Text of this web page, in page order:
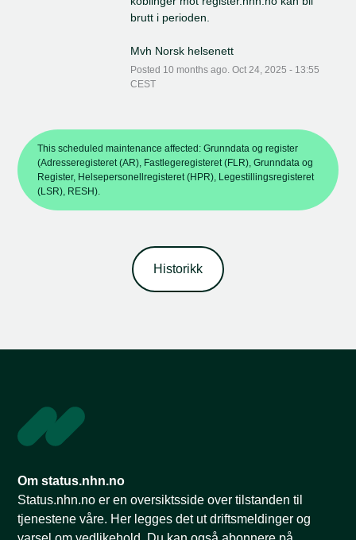
brutt i perioden.
Mvh Norsk helsenett
Posted 10 months ago. Oct 24, 2025 - 13:55
CEST
This scheduled maintenance affected: Grunndata og register
(Adresseregisteret (AR), Fastlegeregisteret (FLR), Grunndata og
Register, Helsepersonellregisteret (HPR), Legestillingsregisteret
(LSR), RESH).
Historikk
Om status.nhn.no
Status.nhn.no er en oversiktsside over tilstanden til
tjenestene våre. Her legges det ut driftsmeldinger og